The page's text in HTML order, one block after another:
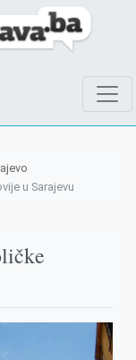
u Sarajevu